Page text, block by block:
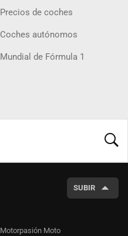
Precios de coches
Coches autónomos
Mundial de Fórmula 1
SUBIR
Motorpasión Moto